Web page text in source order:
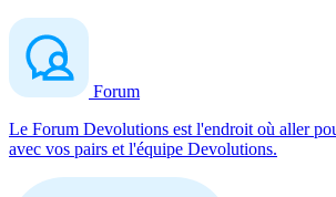
Forum
Le Forum Devolutions est l'endroit où aller
avec vos pairs et l'équipe Devolutions.